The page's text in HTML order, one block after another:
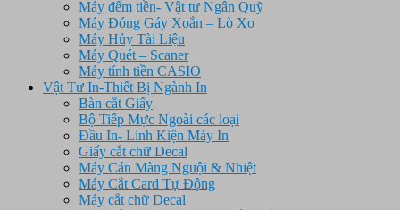
Máy đếm tiền- Vật tư Ngân Quỹ
Máy Đóng Gáy Xoắn – Lò Xo
Máy Hủy Tài Liệu
Máy Quét – Scaner
Máy tính tiền CASIO
Vật Tư In-Thiết Bị Ngành In
Bàn cắt Giấy
Bộ Tiếp Mực Ngoài các loại
Đầu In- Linh Kiện Máy In
Giấy cắt chữ Decal
Máy Cán Màng Nguội & Nhiệt
Máy Cắt Card Tự Động
Máy cắt chữ Decal